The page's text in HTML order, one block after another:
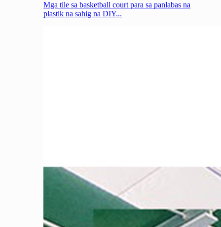
Mga tile sa basketball court para sa panlabas na
plastik na sahig na DIY...